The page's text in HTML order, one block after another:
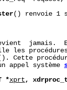
() renvoie 1
jamais.
les
Cette
appel système
*xprt ,